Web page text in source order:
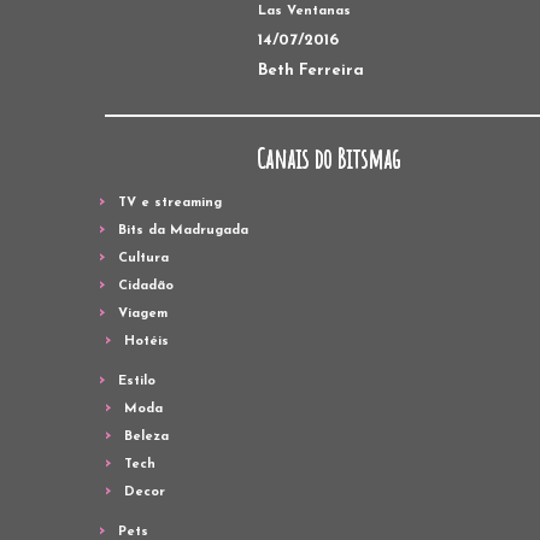
Las Ventanas
14/07/2016
Beth Ferreira
Canais do Bitsmag
TV e streaming
Bits da Madrugada
Cultura
Cidadão
Viagem
Hotéis
Estilo
Moda
Beleza
Tech
Decor
Pets